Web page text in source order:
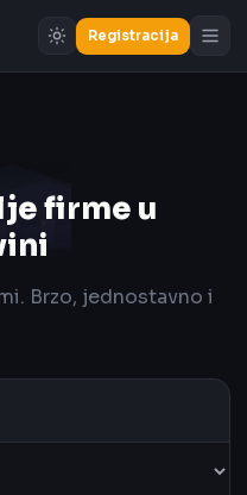
Registracija
firme u
Brzo, jednostavno i